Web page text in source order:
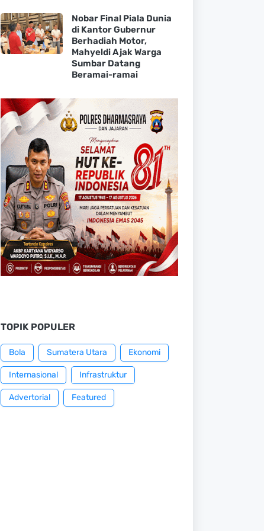
Nobar Final Piala Dunia
di Kantor Gubernur
Berhadiah Motor,
Mahyeldi Ajak Warga
Sumbar Datang
Beramai-ramai
TOPIK POPULER
Bola Sumatera Utara Ekonomi
Internasional Infrastruktur
Advertorial Featured